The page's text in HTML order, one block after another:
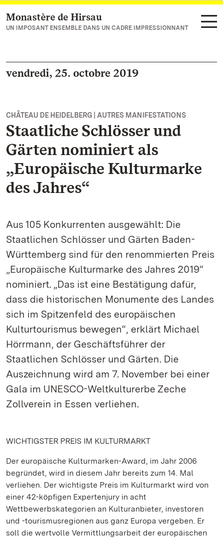
Vers la page d’accueil
Monastère de Hirsau
UN IMPOSANT ENSEMBLE DANS UN CADRE IMPRESSIONNANT
vendredi, 25. octobre 2019
CHÂTEAU DE HEIDELBERG | AUTRES MANIFESTATIONS
Staatliche Schlösser und
Gärten nominiert als
„Europäische Kulturmarke
des Jahres“
Aus 105 Konkurrenten ausgewählt: Die
Staatlichen Schlösser und Gärten Baden-
Württemberg sind für den renommierten Preis
„Europäische Kulturmarke des Jahres 2019“
nominiert. „Das ist eine Bestätigung dafür,
dass die historischen Monumente des Landes
sich im Spitzenfeld des europäischen
Kulturtourismus bewegen“, erklärt Michael
Hörrmann, der Geschäftsführer der
Staatlichen Schlösser und Gärten. Die
Auszeichnung wird am 7. November bei einer
Gala im UNESCO-Weltkulturerbe Zeche
Zollverein in Essen verliehen.
WICHTIGSTER PREIS IM KULTURMARKT
Der europäische Kulturmarken-Award, im Jahr 2006
begründet, wird in diesem Jahr bereits zum 14. Mal
verliehen. Der wichtigste Preis im Kulturmarkt wird von
einer 42-köpfigen Expertenjury in acht
Wettbewerbskategorien an Kulturanbieter, investoren
und -tourismusregionen aus ganz Europa vergeben. Er
soll die wertvolle Vermittlungsarbeit der europäischen